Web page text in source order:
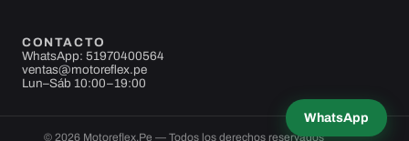
CONTACTO
WhatsApp: 51970400564
ventas@motoreflex.pe
Lun–Sáb 10:00–19:00
© 2026 Motoreflex.Pe — Todos los derechos reservados
WhatsApp